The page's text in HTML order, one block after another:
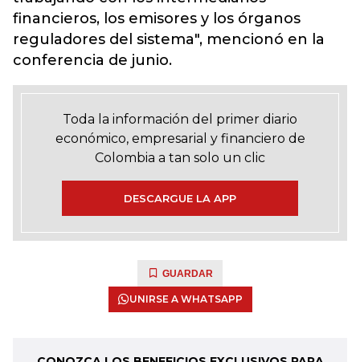
financieros, los emisores y los órganos
reguladores del sistema", mencionó en la
conferencia de junio.
Toda la información del primer diario
económico, empresarial y financiero de
Colombia a tan solo un clic
DESCARGUE LA APP
GUARDAR
UNIRSE A WHATSAPP